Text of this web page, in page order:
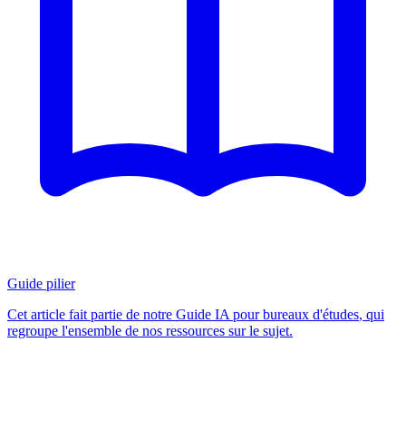
Guide pilier
Cet article fait partie de notre Guide IA pour bureaux d'études, qui
regroupe l'ensemble de nos ressources sur le sujet.